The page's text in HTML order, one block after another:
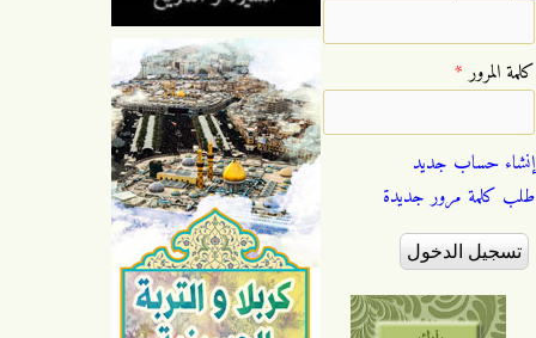
‏كلمة المرور ‏*
إنشاء حساب جديد
طلب كلمة مرور جديدة